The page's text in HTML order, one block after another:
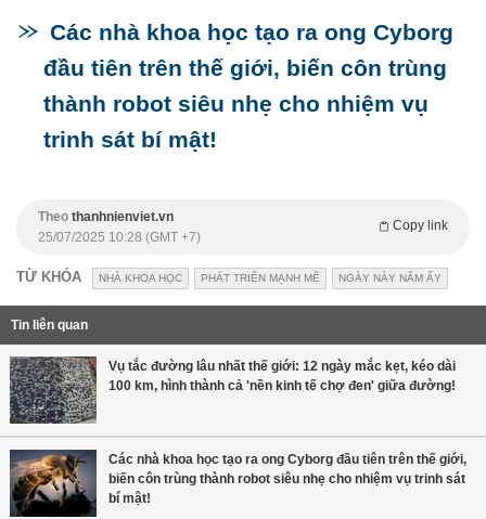
Các nhà khoa học tạo ra ong Cyborg
đầu tiên trên thế giới, biến côn trùng
thành robot siêu nhẹ cho nhiệm vụ
trinh sát bí mật!
Theo thanhnienviet.vn
Copy link
25/07/2025 10:28 (GMT +7)
TỪ KHÓA NHÀ KHOA HỌC PHÁT TRIỂN MẠNH MẼ NGÀY NÀY NĂM ẤY
Tin liên quan
Vụ tắc đường lâu nhất thế giới: 12 ngày mắc kẹt, kéo dài
100 km, hình thành cả 'nền kinh tế chợ đen' giữa đường!
Các nhà khoa học tạo ra ong Cyborg đầu tiên trên thế giới,
biến côn trùng thành robot siêu nhẹ cho nhiệm vụ trinh sát
bí mật!